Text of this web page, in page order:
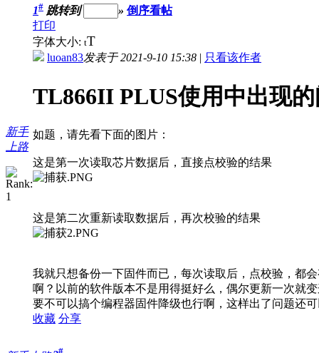
新手
上路
1# 跳转到 » 倒序看帖
打印
字体大小: tT
luoan83发表于 2021-9-10 15:38 | 只看该作者
TL866II PLUS使用中出现
如题，请先看下面的图片：
这是第一次读取芯片数据后，直接点校验的结果
这是第二次重新读取数据后，再次校验的结果
我就只想备份一下固件而已，每次读取后，点校验，都
啊？以前的软件版本不是用得挺好么，偶尔更新一次就
要不可以搞个编程器固件降级也行啊，这样出了问题还
收藏 分享